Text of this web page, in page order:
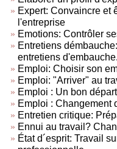
Expert: Convaincre et
l'entreprise
Emotions: Contrôler
Entretiens
entretiens d'embauche.
Emploi: Choisir son
Emploi: "Arriver" au
Emploi : Un bon
Emploi : Changement
Entretien critique:
Ennui au travail?
État d´esprit: Travail